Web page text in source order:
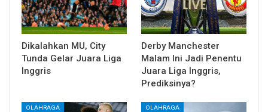
Dikalahkan MU, City
Tunda Gelar Juara Liga
Inggris
Derby Manchester
Malam Ini Jadi Penentu
Juara Liga Inggris,
Prediksinya?
OLAHRAGA OLAHRAGA